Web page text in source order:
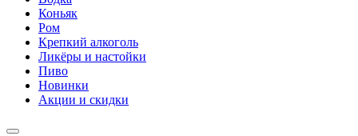
Коньяк
Ром
Крепкий алкоголь
Ликёры и настойки
Пиво
Новинки
Акции и скидки